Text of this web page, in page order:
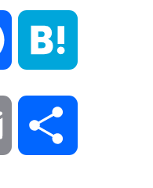
Facebook
Email